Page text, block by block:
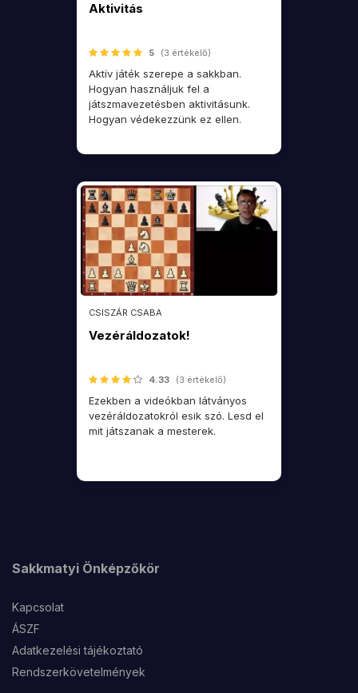
Aktivitás
5 (3 értékelő)
Aktív játék szerepe a sakkban.
Hogyan használjuk fel a
játszmavezetésben aktivitásunk.
Hogyan védekezzünk ez ellen.
CSISZÁR CSABA
Vezéráldozatok!
4.33 (3 értékelő)
Ezekben a videókban látványos
vezéráldozatokról esik szó. Lesd el
mit játszanak a mesterek.
Sakkmatyi Önképzőkör
Kapcsolat
ÁSZF
Adatkezelési tájékoztató
Rendszerkövetelmények